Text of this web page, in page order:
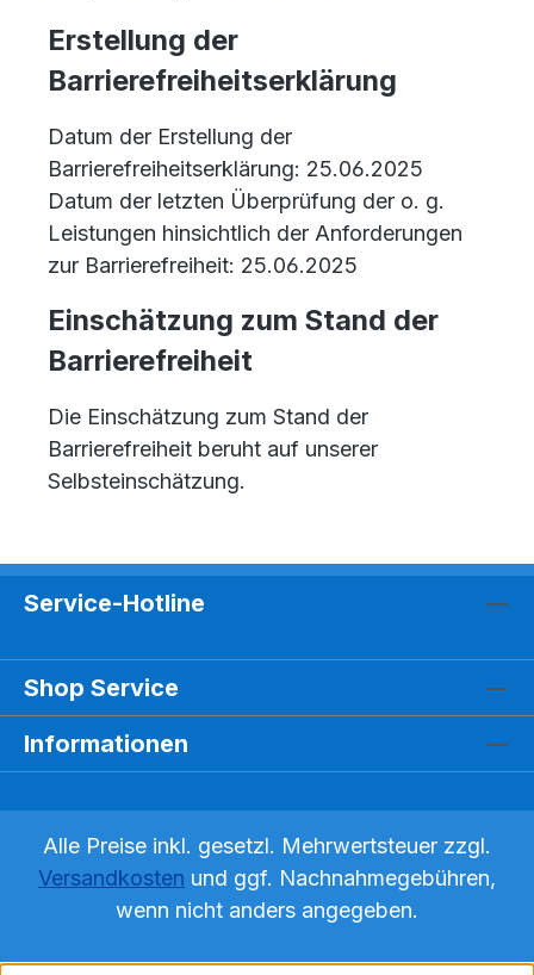
Erstellung der
Barrierefreiheitserklärung
Datum der Erstellung der
Barrierefreiheitserklärung: 25.06.2025
Datum der letzten Überprüfung der o. g.
Leistungen hinsichtlich der Anforderungen
zur Barrierefreiheit: 25.06.2025
Einschätzung zum Stand der
Barrierefreiheit
Die Einschätzung zum Stand der
Barrierefreiheit beruht auf unserer
Selbsteinschätzung.
Service-Hotline
Shop Service
Informationen
Alle Preise inkl. gesetzl. Mehrwertsteuer zzgl.
Versandkosten und ggf. Nachnahmegebühren,
wenn nicht anders angegeben.